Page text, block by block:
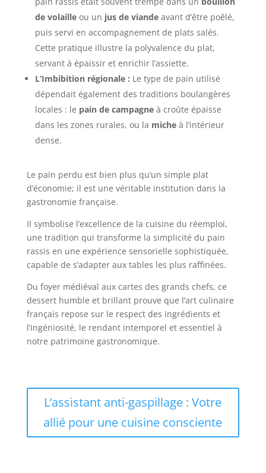
de volailleou un jus de viandeavant d’être poêlé,
puis servi en accompagnement de plats salés.
Cette pratique illustre la polyvalence du plat,
servant à épaissir et enrichir l’assiette.
L’Imbibition régionale : Le type de pain utilisé
dépendait également des traditions boulangères
locales : le pain de campagneà croûte épaisse
dans les zones rurales, ou la micheà l’intérieur
dense.
Le pain perdu est bien plus qu’un simple plat
d’économie; il est une véritable institution dans la
gastronomie française.
Il symbolise l’excellence de la cuisine du réemploi,
une tradition qui transforme la simplicité du pain
rassis en une expérience sensorielle sophistiquée,
capable de s’adapter aux tables les plus raffinées.
Du foyer médiéval aux cartes des grands chefs, ce
dessert humble et brillant prouve que l’art culinaire
français repose sur le respect des ingrédients et
l’ingéniosité, le rendant intemporel et essentiel à
notre patrimoine gastronomique.
L’assistant anti-gaspillage : Votre
allié pour une cuisine consciente